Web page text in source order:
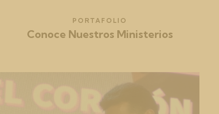
PORTAFOLIO
Conoce Nuestros Ministerios